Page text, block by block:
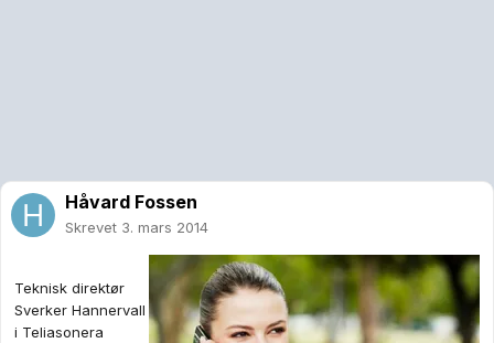
Håvard Fossen
Skrevet 3. mars 2014
Teknisk direktør
Sverker Hannervall
i Teliasonera